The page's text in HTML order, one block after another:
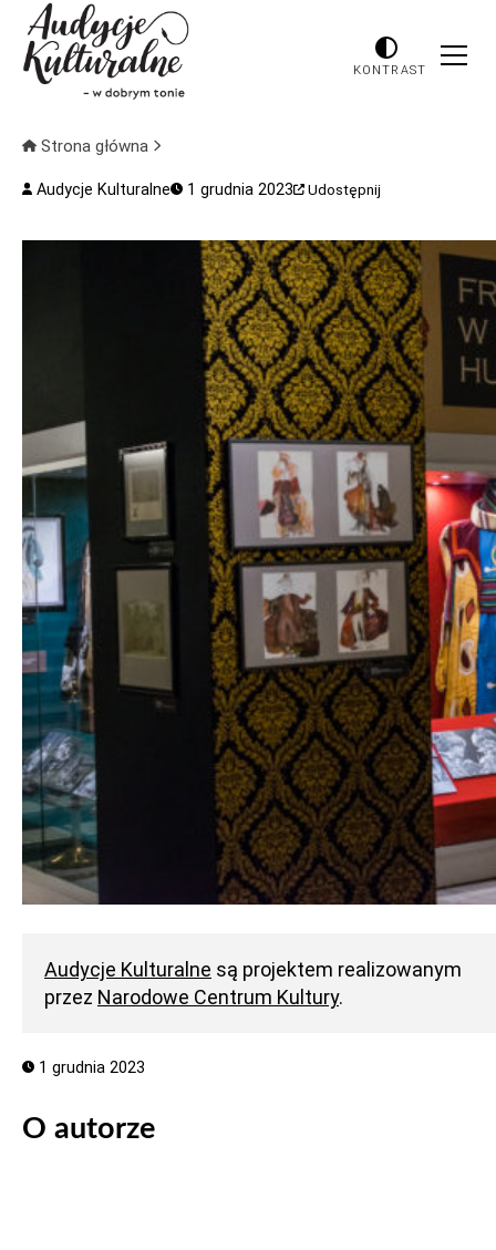
KONTRAST
Strona główna
Audycje Kulturalne 1 grudnia 2023 Udostępnij
Audycje Kulturalne są projektem realizowanym
przez Narodowe Centrum Kultury.
1 grudnia 2023
O autorze